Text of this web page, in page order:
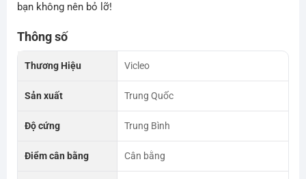
bạn không nên bỏ lỡ!
Thông số
Thương Hiệu Vicleo
Sản xuất Trung Quốc
Độ cứng Trung Bình
Điểm cân bằng Cân bằng